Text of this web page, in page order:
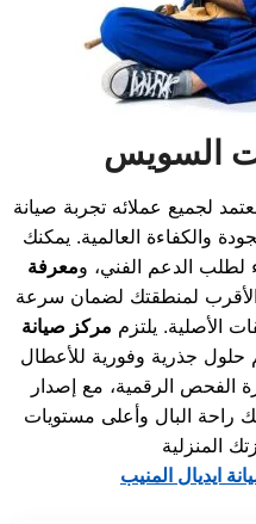
السويس
لجميع عملائه تجربة صيانة
والكفاءة العالمية. يمكنك
لطلب الدعم الفني، ومعرفة
الأقرب لمنطقتك لضمان سرعة
الأصلية. يلتزم مركز صيانة
حلول جذرية وفورية للأعطال
الفحص الرقمية، مع إصدار
البال وأعلى مستويات
ايديال المنيب